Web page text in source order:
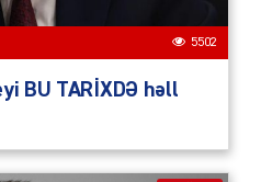
5502
BU TARİXDƏ həll